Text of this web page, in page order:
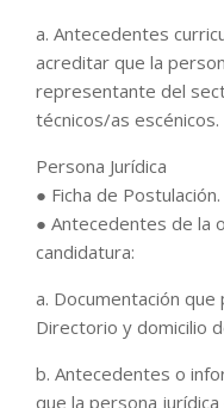
a. Antecedentes
acreditar que la
representante del
técnicos/as escénicos.
Persona Jurídica
● Ficha de Postulación.
● Antecedentes de la
candidatura:
a. Documentación
Directorio y domicilio
b. Antecedentes o
que la persona